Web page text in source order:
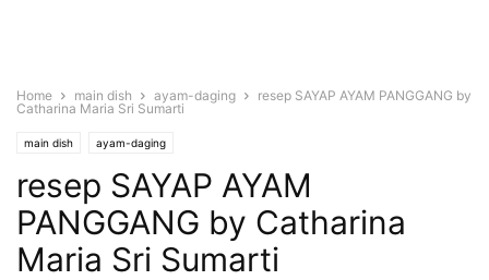
Home main dish ayam-daging
resep SAYAP AYAM PANGGANG by
Catharina Maria Sri Sumarti
main dish ayam-daging
resep SAYAP AYAM
PANGGANG by Catharina
Maria Sri Sumarti